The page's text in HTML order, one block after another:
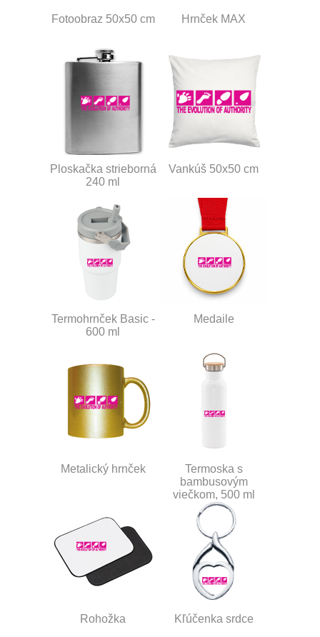
Fotoobraz 50x50 cm Hrnček MAX
Ploskačka strieborná
240 ml
Vankúš 50x50 cm
Termohrnček Basic -
600 ml
Medaile
Metalický hrnček
Termoska s
bambusovým
viečkom, 500 ml
Rohožka Kľúčenka srdce